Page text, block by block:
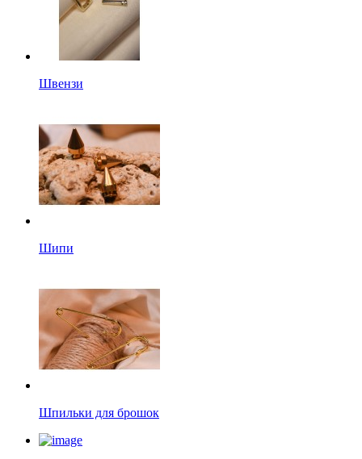
Швензи
Шипи
Шпильки для брошок